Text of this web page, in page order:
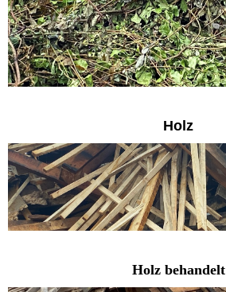
Holz
Holz behandelt